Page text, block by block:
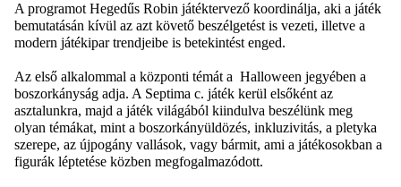
A programot Hegedűs Robin játéktervező koordinálja, aki a játék
bemutatásán kívül az azt követő beszélgetést is vezeti, illetve a
modern játékipar trendjeibe is betekintést enged.
Az első alkalommal a központi témát a Halloween jegyében a
boszorkányság adja. A Septima c. játék kerül elsőként az
asztalunkra, majd a játék világából kiindulva beszélünk meg
olyan témákat, mint a boszorkányüldözés, inkluzivitás, a pletyka
szerepe, az újpogány vallások, vagy bármit, ami a játékosokban a
figurák léptetése közben megfogalmazódott.